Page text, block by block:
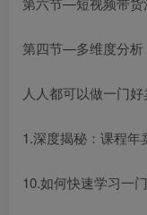
第四节—多维度分析
人人都可以做一门
1.深度揭秘：课程年
10.如何快速学习一